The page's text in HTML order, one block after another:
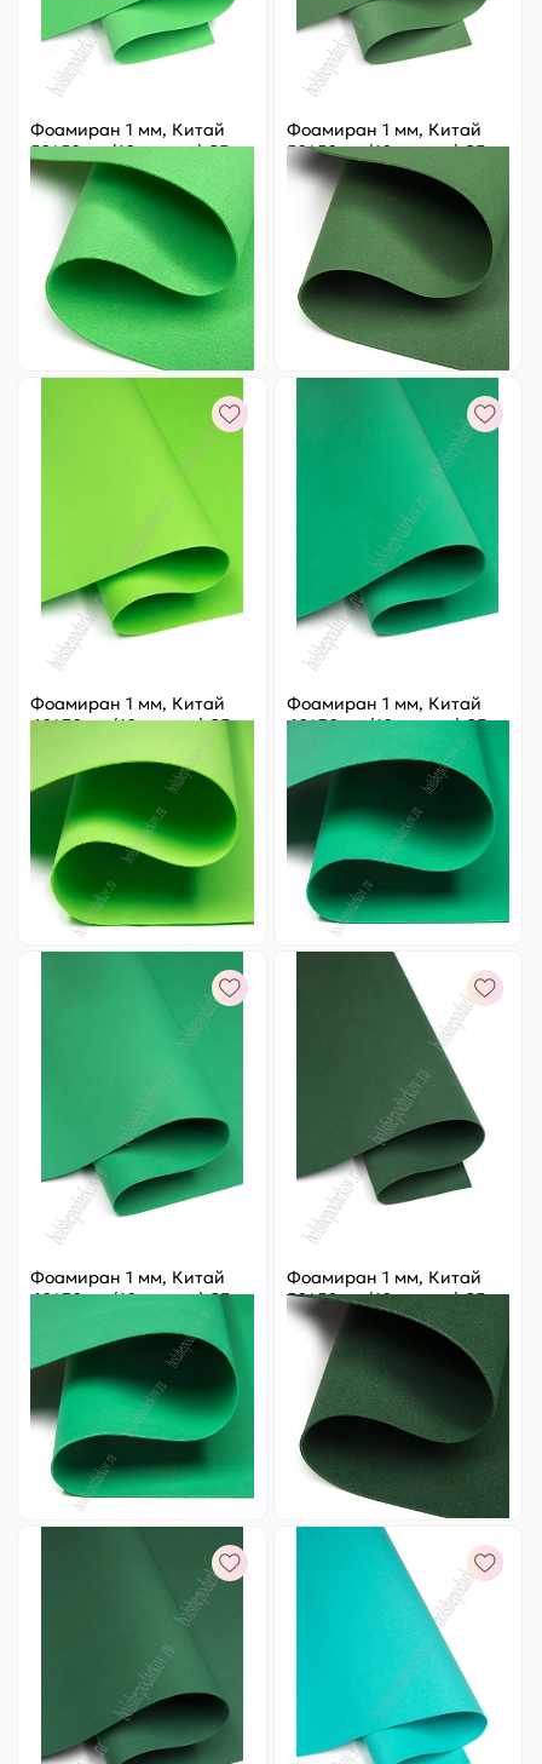
Фоамиран 1 мм, Китай
50*50 см (10 листов) SF-
3431, зеленый №1051
Цена заед.: 18.2 ₽
Артикул: 805-235
182 ₽
Оптовая
- +
Фоамиран 1 мм, Китай
50*50 см (10 листов) SF-
3431, зеленый №2
Цена заед.: 18.2 ₽
Артикул:
805-297
182 ₽
Оптовая
- +
Фоамиран 1 мм, Китай
60*70 см (10 листов) SF-
Цена за 24.8 ₽
Артикул: 805-186
248 ₽
Оптовая
- +
Фоамиран 1 мм, Китай
60*70 см (10 листов) SF-
5822, зеленый №1046
Цена за 24.8 ₽
Артикул: 805-250
248 ₽
Оптовая
+
Фоамиран 1 мм, Китай
60*70 см (10 листов) SF-
5822, зеленый №05
Цена за 24.8 ₽
Артикул: 805-185
248 ₽
Оптовая
+
Фоамиран 1 мм, Китай
50*50 см (10 листов) SF-
3431, темно-зеленый
№1044
Цена за ед. 18.2 ₽
Артикул: 805-234
182 ₽
Оптовая
- +